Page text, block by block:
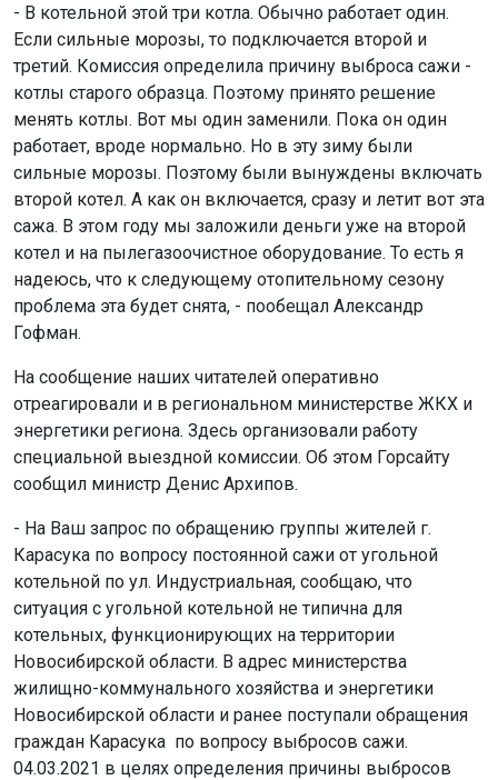
- В котельной этой три котла. Обычно работает один.
Если сильные морозы, то подключается второй и
третий. Комиссия определила причину выброса сажи -
котлы старого образца. Поэтому принято решение
менять котлы. Вот мы один заменили. Пока он один
работает, вроде нормально. Но в эту зиму были
сильные морозы. Поэтому были вынуждены включать
второй котел. А как он включается, сразу и летит вот эта
сажа. В этом году мы заложили деньги уже на второй
котел и на пылегазоочистное оборудование. То есть я
надеюсь, что к следующему отопительному сезону
проблема эта будет снята, - пообещал Александр
Гофман.
На сообщение наших читателей оперативно
отреагировали и в региональном министерстве ЖКХ и
энергетики региона. Здесь организовали работу
специальной выездной комиссии. Об этом Горсайту
сообщил министр Денис Архипов.
- На Ваш запрос по обращению группы жителей г.
Карасука по вопросу постоянной сажи от угольной
котельной по ул. Индустриальная, сообщаю, что
ситуация с угольной котельной не типична для
котельных, функционирующих на территории
Новосибирской области. В адрес министерства
жилищно-коммунального хозяйства и энергетики
Новосибирской области и ранее поступали обращения
граждан Карасука по вопросу выбросов сажи.
04.03.2021 в целях определения причины выбросов